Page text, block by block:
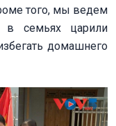
того, мы ведем
в семьях царили
домашнего